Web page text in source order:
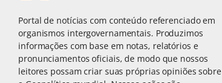
Portal de notícias com conteúdo referenciado em
organismos intergovernamentais. Produzimos
informações com base em notas, relatórios e
pronunciamentos oficiais, de modo que nossos
leitores possam criar suas próprias opiniões sobre